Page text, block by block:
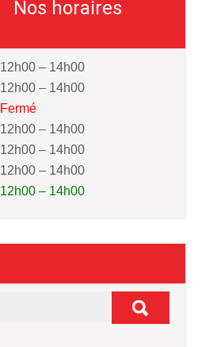
Nos horaires
12h00 – 14h00
12h00 – 14h00
Fermé
12h00 – 14h00
12h00 – 14h00
12h00 – 14h00
12h00 – 14h00